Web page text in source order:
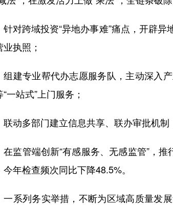
跨域投资“异地办事难”痛点，开辟异
执照；
专业帮代办志愿服务队，主动深入产
一站式”上门服务；
多部门建立信息共享、联办审批机制
管端创新“有感服务、无感监管”，推
今年检查频次同比下降48.5%。
列务实举措，不断为区域高质量发展